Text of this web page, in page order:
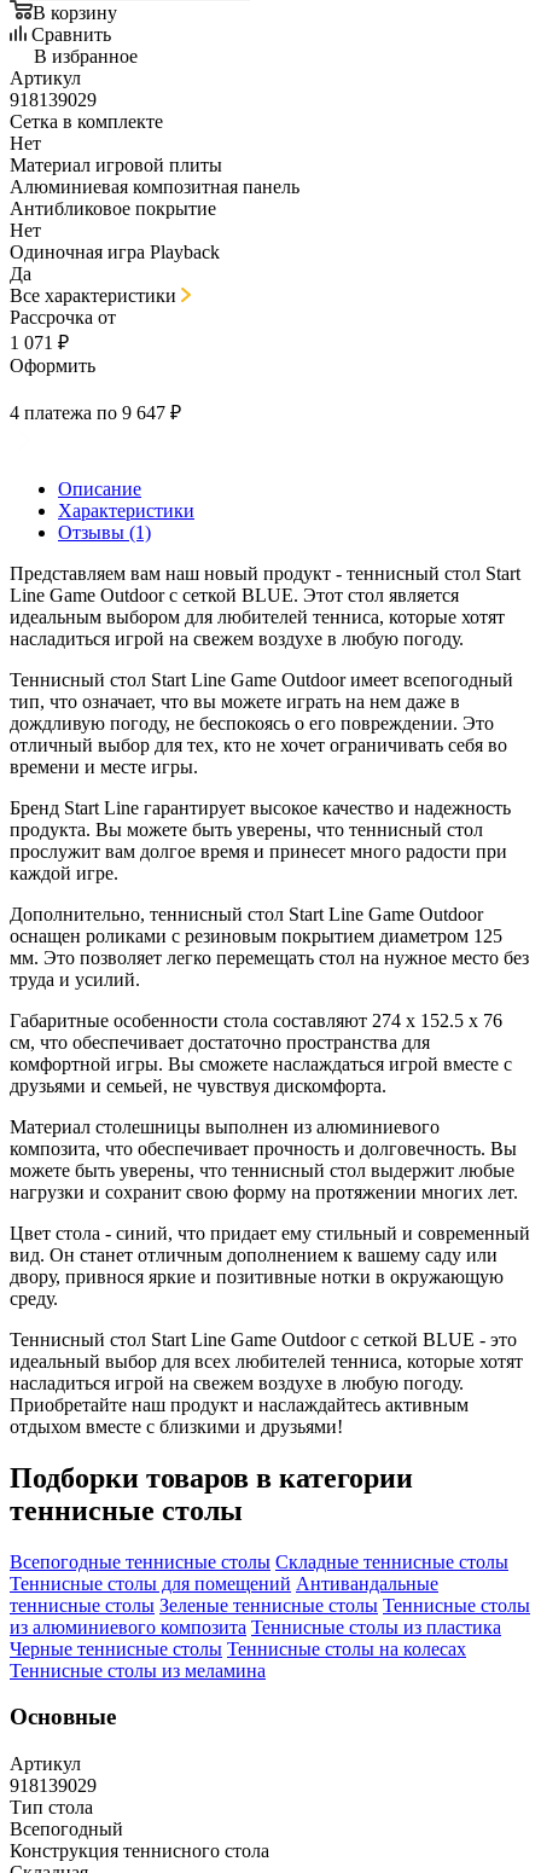
В корзину
Сравнить
В избранное
Артикул
918139029
Сетка в комплекте
Нет
Материал игровой плиты
Алюминиевая композитная панель
Антибликовое покрытие
Нет
Одиночная игра Playback
Да
Все характеристики
Рассрочка от
1 071 ₽
Оформить
4 платежа по 9 647 ₽
Описание
Характеристики
Отзывы (1)
Представляем вам наш новый продукт - теннисный стол Start
Line Game Outdoor с сеткой BLUE. Этот стол является
идеальным выбором для любителей тенниса, которые хотят
насладиться игрой на свежем воздухе в любую погоду.
Теннисный стол Start Line Game Outdoor имеет всепогодный
тип, что означает, что вы можете играть на нем даже в
дождливую погоду, не беспокоясь о его повреждении. Это
отличный выбор для тех, кто не хочет ограничивать себя во
времени и месте игры.
Бренд Start Line гарантирует высокое качество и надежность
продукта. Вы можете быть уверены, что теннисный стол
прослужит вам долгое время и принесет много радости при
каждой игре.
Дополнительно, теннисный стол Start Line Game Outdoor
оснащен роликами с резиновым покрытием диаметром 125
мм. Это позволяет легко перемещать стол на нужное место без
труда и усилий.
Габаритные особенности стола составляют 274 x 152.5 x 76
см, что обеспечивает достаточно пространства для
комфортной игры. Вы сможете наслаждаться игрой вместе с
друзьями и семьей, не чувствуя дискомфорта.
Материал столешницы выполнен из алюминиевого
композита, что обеспечивает прочность и долговечность. Вы
можете быть уверены, что теннисный стол выдержит любые
нагрузки и сохранит свою форму на протяжении многих лет.
Цвет стола - синий, что придает ему стильный и современный
вид. Он станет отличным дополнением к вашему саду или
двору, привнося яркие и позитивные нотки в окружающую
среду.
Теннисный стол Start Line Game Outdoor с сеткой BLUE - это
идеальный выбор для всех любителей тенниса, которые хотят
насладиться игрой на свежем воздухе в любую погоду.
Приобретайте наш продукт и наслаждайтесь активным
отдыхом вместе с близкими и друзьями!
Подборки товаров в категории
теннисные столы
Всепогодные теннисные столы Складные теннисные столы
Теннисные столы для помещений Антивандальные
теннисные столы Зеленые теннисные столы Теннисные столы
из алюминиевого композита Теннисные столы из пластика
Черные теннисные столы Теннисные столы на колесах
Теннисные столы из меламина
Основные
Артикул
918139029
Тип стола
Всепогодный
Конструкция теннисного стола